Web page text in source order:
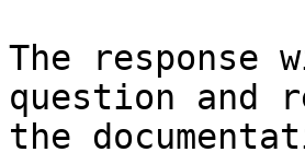
The
question and
the